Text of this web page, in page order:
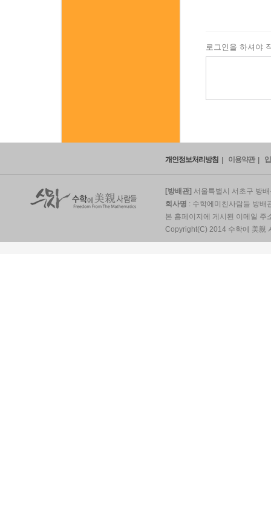
로그인을 하셔야
개인정보처리방침 이용약관
[방배관] 서울특별시 서초구 방
회사명 : 수학에미친사람들 방배
본 홈페이지에 게시된 이메일 주
Copyright(C) 2014 수학에 美親